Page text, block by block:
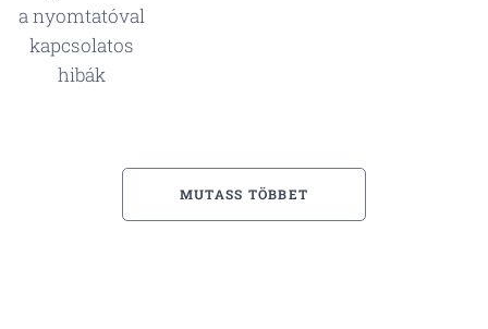
a nyomtatóval
kapcsolatos
hibák
MUTASS TÖBBET